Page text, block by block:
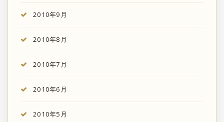
2010年9月
2010年8月
2010年7月
2010年6月
2010年5月